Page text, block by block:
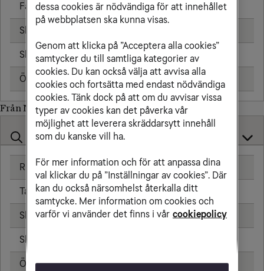
Fast telefon 2,66 kr/min
Skicka sms
Skicka mms 0,99 kr
Öppningsavgift 0,00 kr
Från Norge till
Ringa samtal 0,00 kr/min
Ta emot samtal 0,00 kr/min
Skicka sms 0,00 kr
Skicka mms
Öppningsavgift 0,00 kr
dessa cookies är nödvändiga för att innehållet
på webbplatsen ska kunna visas.
Genom att klicka på ”Acceptera alla cookies”
samtycker du till samtliga kategorier av
cookies. Du kan också välja att avvisa alla
cookies och fortsätta med endast nödvändiga
cookies. Tänk dock på att om du avvisar vissa
typer av cookies kan det påverka vår
möjlighet att leverera skräddarsytt innehåll
som du kanske vill ha.
För mer information och för att anpassa dina
val klickar du på ”Inställningar av cookies”. Där
kan du också närsomhelst återkalla ditt
samtycke. Mer information om cookies och
varför vi använder det finns i vår cookiepolicy